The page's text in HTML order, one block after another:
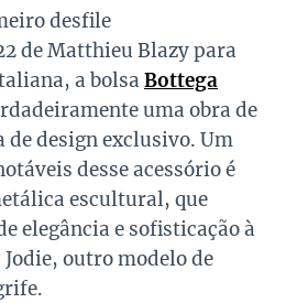
desfile
de Matthieu Blazy para
a bolsa Bottega
uma obra de
de design exclusivo. Um
desse acessório é
escultural, que
elegância e sofisticação à
outro modelo de